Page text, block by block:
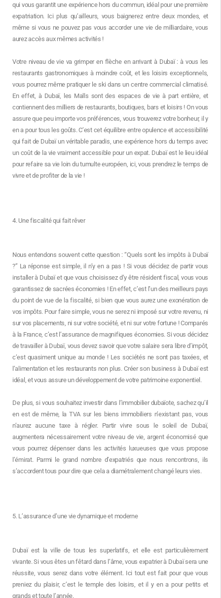
qui vous garantit une expérience hors du commun, idéal pour une première
expatriation. Ici plus qu’ailleurs, vous baignerez entre deux mondes, et
même si vous ne pouvez pas vous accorder une vie de milliardaire, vous
aurez accès aux mêmes activités !
Votre niveau de vie va grimper en flèche en arrivant à Dubaï : à vous les
restaurants gastronomiques à moindre coût, et les loisirs exceptionnels,
vous pourrez même pratiquer le ski dans un centre commercial climatisé.
En effet, à Dubaï, les Malls sont des espaces de vie à part entière, et
contiennent des milliers de restaurants, boutiques, bars et loisirs ! On vous
assure que peu importe vos préférences, vous trouverez votre bonheur, il y
en a pour tous les goûts. C’est cet équilibre entre opulence et accessibilité
qui fait de Dubaï un véritable paradis, une expérience hors du temps avec
un coût de la vie vraiment accessible pour un expat. Dubaï est le lieu idéal
pour refaire sa vie loin du tumulte européen, ici, vous prendrez le temps de
vivre et de profiter de la vie !
4. Une fiscalité qui fait rêver
Nous entendons souvent cette question : “Quels sont les impôts à Dubaï
?” La réponse est simple, il n’y en a pas ! Si vous décidez de partir vous
installer à Dubaï et que vous choisissez d’y être résident fiscal, vous vous
garantissez de sacrées économies ! En effet, c’est l’un des meilleurs pays
du point de vue de la fiscalité, si bien que vous aurez une exonération de
vos impôts. Pour faire simple, vous ne serez ni imposé sur votre revenu, ni
sur vos placements, ni sur votre société, et ni sur votre fortune ! Comparés
à la France, c’est l’assurance de magnifiques économies. Si vous décidez
de travailler à Dubaï, vous devez savoir que votre salaire sera libre d’impôt,
c’est quasiment unique au monde ! Les sociétés ne sont pas taxées, et
l’alimentation et les restaurants non plus. Créer son business à Dubaï est
idéal, et vous assure un développement de votre patrimoine exponentiel.
De plus, si vous souhaitez investir dans l’immobilier dubaïote, sachez qu’il
en est de même, la TVA sur les biens immobiliers n’existant pas, vous
n’aurez aucune taxe à régler. Partir vivre sous le soleil de Dubaï,
augmentera nécessairement votre niveau de vie, argent économisé que
vous pourrez dépenser dans les activités luxueuses que vous propose
l’émirat. Parmi le grand nombre d’expatriés que nous rencontrons, ils
s’accordent tous pour dire que cela a diamétralement changé leurs vies.
5. L’assurance d’une vie dynamique et moderne
Dubaï est la ville de tous les superlatifs, et elle est particulièrement
vivante. Si vous êtes un fêtard dans l’âme, vous expatrier à Dubaï sera une
réussite, vous serez dans votre élément. Ici tout est fait pour que vous
preniez du plaisir, c’est le temple des loisirs, et il y en a pour petits et
grands et toute l’année.